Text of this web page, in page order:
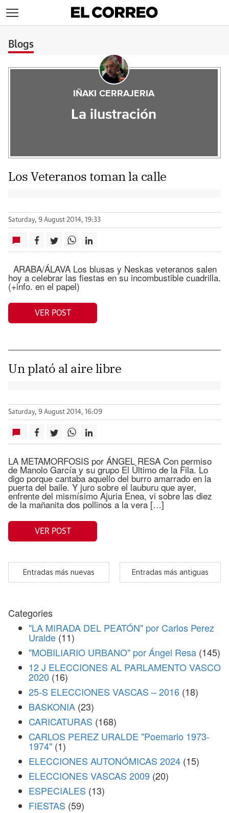
Blogs
IÑAKI CERRAJERIA
La ilustración
Los Veteranos toman la calle
Saturday, 9 August 2014, 19:33
ARABA/ÁLAVA Los blusas y Neskas veteranos salen
hoy a celebrar las fiestas en su incombustible cuadrilla.
(+info. en el papel)
VER POST
Un plató al aire libre
Saturday, 9 August 2014, 16:09
LA METAMORFOSIS por ÁNGEL RESA Con permiso
de Manolo García y su grupo El Último de la Fila. Lo
digo porque cantaba aquello del burro amarrado en la
puerta del baile. Y juro sobre el lauburu que ayer,
enfrente del mismísimo Ajuria Enea, vi sobre las diez
de la mañanita dos pollinos a la vera […]
VER POST
Entradas más nuevas Entradas más antiguas
Categories
"LA MIRADA DEL PEATÓN" por Carlos Perez
Uralde (11)
"MOBILIARIO URBANO" por Ángel Resa (145)
12 J ELECCIONES AL PARLAMENTO VASCO
2020 (16)
25-S ELECCIONES VASCAS – 2016 (18)
BASKONIA (23)
CARICATURAS (168)
CARLOS PEREZ URALDE "Poemario 1973-
1974" (1)
ELECCIONES AUTONÓMICAS 2024 (15)
ELECCIONES VASCAS 2009 (20)
ESPECIALES (13)
FIESTAS (59)